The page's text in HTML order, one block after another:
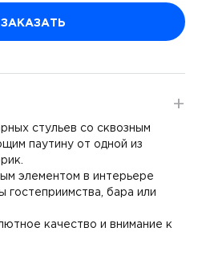
ЗАКАЗАТЬ
стульев со сквозным
паутину от одной из
элементом в интерьере
гостеприимства, бара или
качество и внимание к